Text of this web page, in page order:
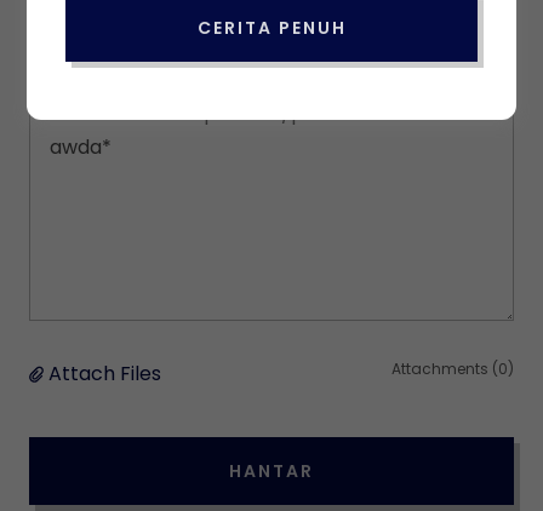
Attach Files Attachments (0)
HANTAR
CERITA PENUH